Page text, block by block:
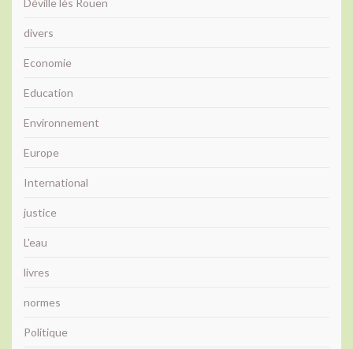
divers
Economie
Education
Environnement
Europe
International
justice
L'eau
livres
normes
Politique